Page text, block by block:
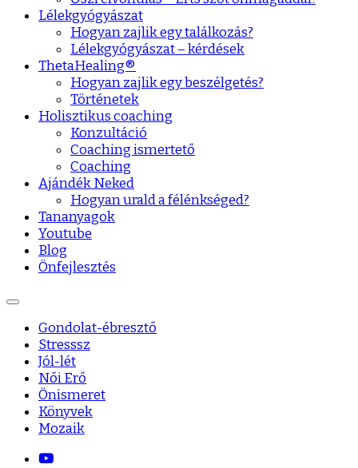
Lélekgyógyászat
Hogyan zajlik egy találkozás?
Lélekgyógyászat – kérdések
ThetaHealing®
Hogyan zajlik egy beszélgetés?
Történetek
Holisztikus coaching
Konzultáció
Coaching ismertető
Coaching
Ajándék Neked
Hogyan urald a félénkséged?
Tananyagok
Youtube
Blog
Önfejlesztés
Gondolat-ébresztő
Stresssz
Jól-lét
Női Erő
Önismeret
Könyvek
Mozaik